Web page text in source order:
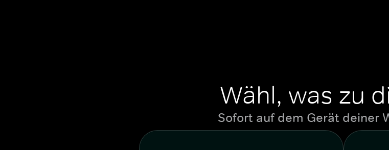
Wähl, was zu
Sofort auf dem Gerät deiner